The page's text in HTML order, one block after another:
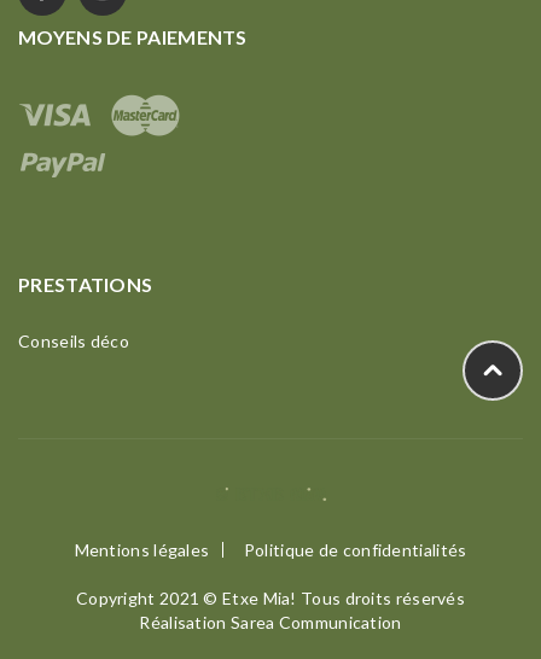
MOYENS DE PAIEMENTS
PRESTATIONS
Conseils déco
Mentions légales Politique de confidentialités
Copyright 2021 © Etxe Mia! Tous droits réservés
Réalisation Sarea Communication